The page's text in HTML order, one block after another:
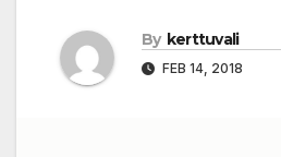
By kerttuvali
FEB 14, 2018